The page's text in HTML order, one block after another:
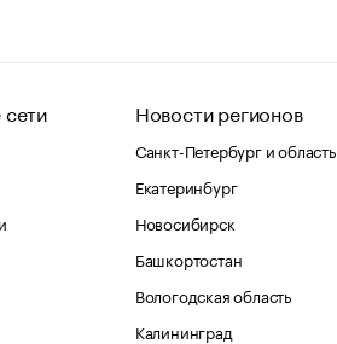
Новости регионов
Санкт-Петербург и область
Екатеринбург
Новосибирск
Башкортостан
Вологодская область
Калининград